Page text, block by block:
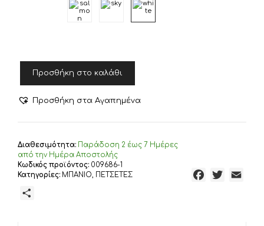
ΠΡΟΣΩΠΟΥ
50Χ100,
BAMBAKI
ποσότητα
Προσθήκη στο καλάθι
Προσθήκη στα Αγαπημένα
Διαθεσιμότητα: Παράδoση 2 έως 7 Ημέρες
από την Ημέρα Αποστολής
Κωδικός προϊόντος: 009686-1
Κατηγορίες: ΜΠΑΝΙΟ, ΠΕΤΣΕΤΕΣ